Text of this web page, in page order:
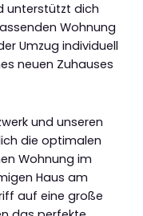
unterstützt dich
Wohnung
Umzug individuell
neuen Zuhauses
und unseren
die optimalen
Wohnung im
Haus am
auf eine große